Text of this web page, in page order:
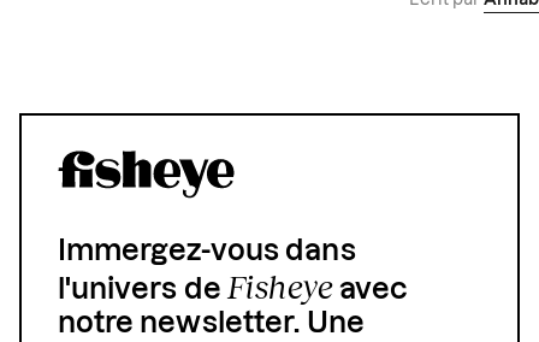
Immergez-vous dans
l'univers deFisheyeavec
notre newsletter. Une